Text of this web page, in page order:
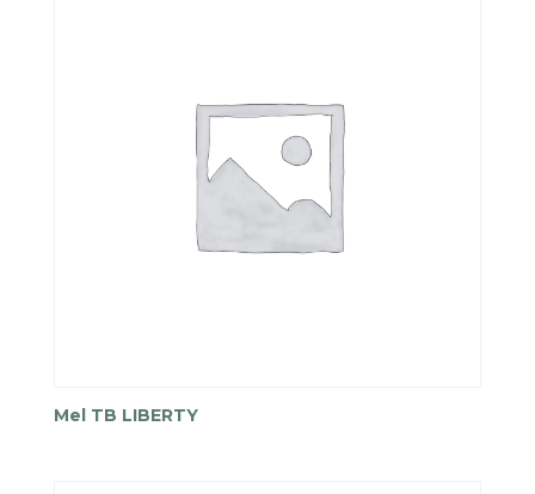
Mel TB LIBERTY